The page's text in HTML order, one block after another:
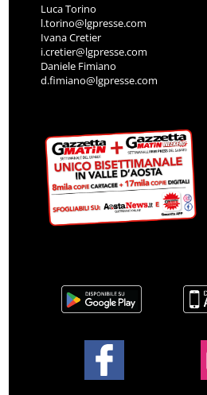
Luca Torino
l.torino@lgpresse.com
Ivana Cretier
i.cretier@lgpresse.com
Daniele Fimiano
d.fimiano@lgpresse.com